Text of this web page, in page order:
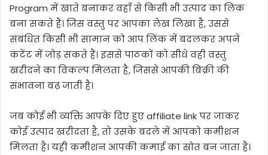
Program में खाते बनाकर वहाँ से किसी भी उत्पाद का लिंक
बना सकते हैं। जिस वस्तु पर आपका लेख लिखा है, उससे
संबंधित किसी भी सामान को आप लिंक में बदलकर अपने
कंटेंट में जोड़ सकते हैं। इससे पाठकों को सीधे वही वस्तु
खरीदने का विकल्प मिलता है, जिससे आपकी बिक्री की
संभावना बढ़ जाती है।
जब कोई भी व्यक्ति आपके दिए हुए affiliate link पर जाकर
कोई उत्पाद खरीदता है, तो उसके बदले में आपको कमीशन
मिलता है। यही कमीशन आपकी कमाई का स्रोत बन जाता है।